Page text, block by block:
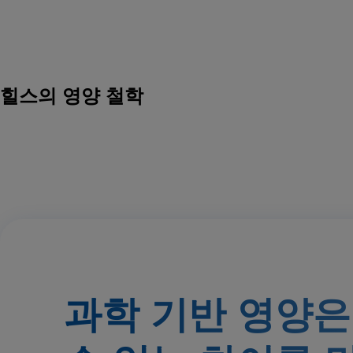
힐스의 영양 철학
과학 기반 영양